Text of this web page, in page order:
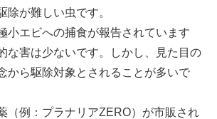
除が難しい虫です。
小エビへの捕食が報告されています
な害は少ないです。しかし、見た目の
から駆除対象とされることが多いで
（例：プラナリアZERO）が市販され